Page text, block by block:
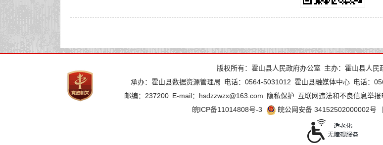
版权所有：霍山县人民政府办公室 主办：霍山县人民
承办：霍山县数据资源管理局 电话：0564-5031012 霍山县融媒体中心 电话：
邮编：237200 E-mail：hsdzzwzx@163.com 隐私保护 互联网违法和不良信息举
皖ICP备11014808号-3
皖公网安备 34152502000002号